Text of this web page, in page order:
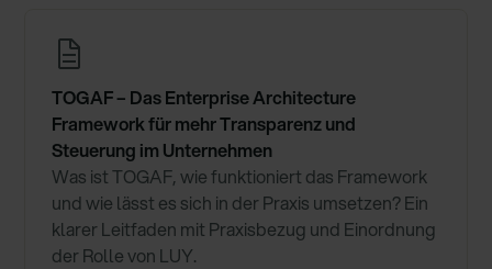
TOGAF – Das Enterprise Architecture
Framework für mehr Transparenz und
Steuerung im Unternehmen
Was ist TOGAF, wie funktioniert das Framework
und wie lässt es sich in der Praxis umsetzen? Ein
klarer Leitfaden mit Praxisbezug und Einordnung
der Rolle von LUY.